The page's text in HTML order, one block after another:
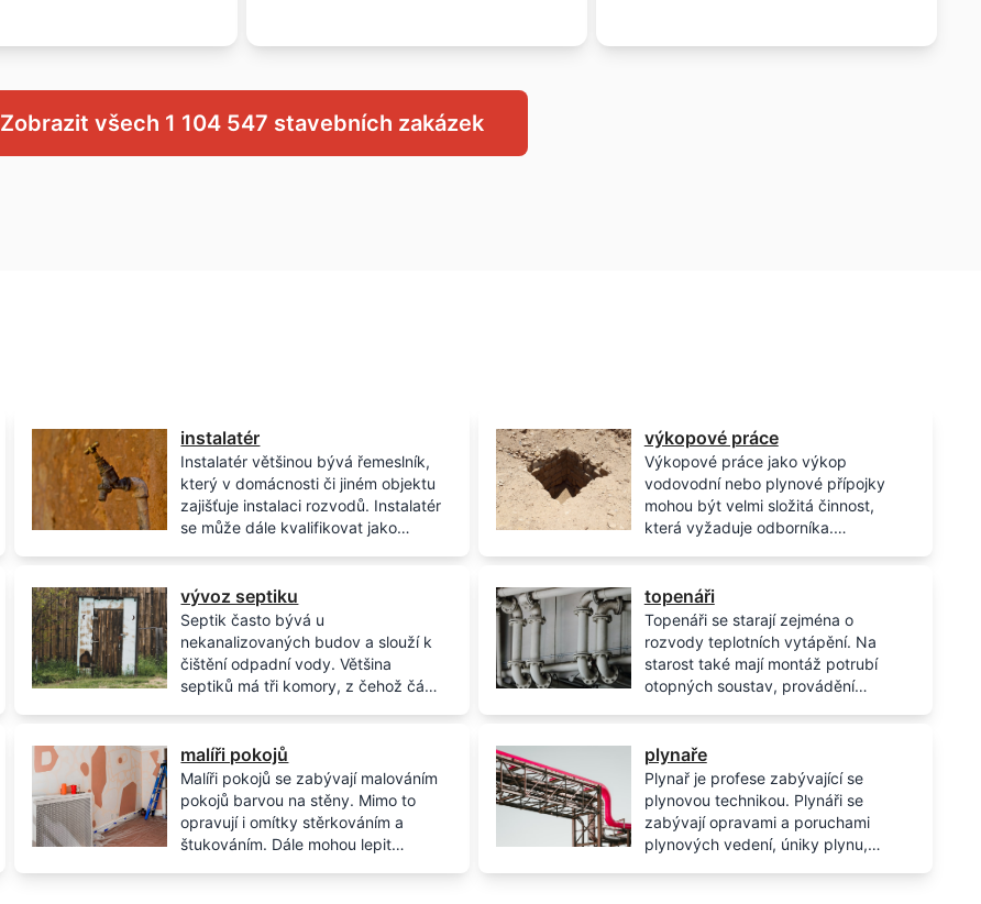
Zobrazit všech 1 104 547 stavebních zakázek
instalatér
Instalatér většinou bývá řemeslník,
který v domácnosti či jiném objektu
zajišťuje instalaci rozvodů. Instalatér
se může dále kvalifikovat jako
vedení vody. Vodoinstalatér
zajišťuje správný průběh odvodů
odpadní vody, rozvody teploty
užitkové vody a další související
věci.
výkopové práce
Výkopové práce jako výkop
vodovodní nebo plynové přípojky
mohou být velmi složitá činnost,
která vyžaduje odborníka.
krychlového metru. U ceny také
dále záleží, zda-li se zemina odváží
nebo ne.
vývoz septiku
Septik často bývá u
nekanalizovaných budov a slouží k
čištění odpadní vody. Většina
septiků má tři komory, z čehož část
Bezodtokové jímce, která se vyváží,
se také říká žumpa.
topenáři
Topenáři se starají zejména o
rozvody teplotních vytápění. Na
starost také mají montáž potrubí
otopných soustav, provádění
potrubí.
malíři pokojů
Malíři pokojů se zabývají malováním
pokojů barvou na stěny. Mimo to
opravují i omítky stěrkováním a
štukováním. Dále mohou lepit
plynaře
Plynař je profese zabývající se
plynovou technikou. Plynáři se
zabývají opravami a poruchami
plynových vedení, úniky plynu,